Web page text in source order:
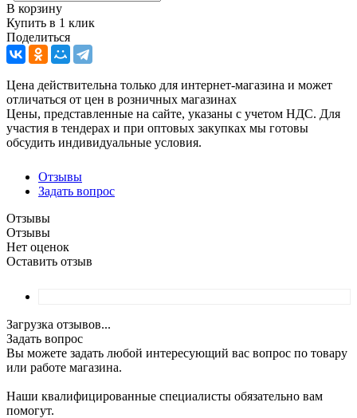
В корзину
Купить в 1 клик
Поделиться
Цена действительна только для интернет-магазина и может
отличаться от цен в розничных магазинах
Цены, представленные на сайте, указаны с учетом НДС. Для
участия в тендерах и при оптовых закупках мы готовы
обсудить индивидуальные условия.
Отзывы
Задать вопрос
Отзывы
Отзывы
Нет оценок
Оставить отзыв
Загрузка отзывов...
Задать вопрос
Вы можете задать любой интересующий вас вопрос по товару
или работе магазина.
Наши квалифицированные специалисты обязательно вам
помогут.